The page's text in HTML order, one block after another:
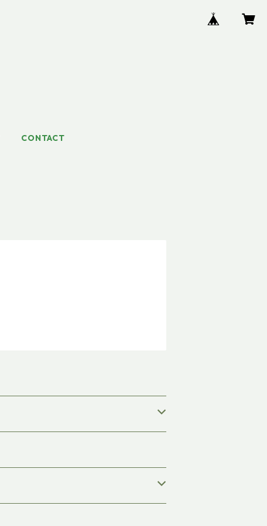
CONTACT